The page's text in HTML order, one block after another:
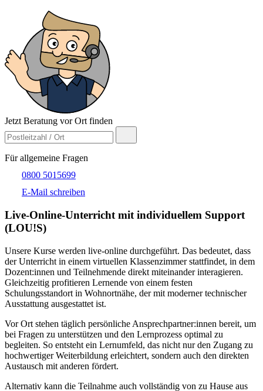
Jetzt Beratung vor Ort finden
Für allgemeine Fragen
0800 5015699
E-Mail schreiben
Live-​Online-Unterricht mit individuellem Support
(LOU!S)
Unsere Kurse werden live-online durchgeführt. Das bedeutet, dass
der Unterricht in einem virtuellen Klassenzimmer stattfindet, in dem
Dozent:innen und Teilnehmende direkt miteinander interagieren.
Gleichzeitig profitieren Lernende von einem festen
Schulungsstandort in Wohnortnähe, der mit moderner technischer
Ausstattung ausgestattet ist.
Vor Ort stehen täglich persönliche Ansprechpartner:innen bereit, um
bei Fragen zu unterstützen und den Lernprozess optimal zu
begleiten. So entsteht ein Lernumfeld, das nicht nur den Zugang zu
hochwertiger Weiterbildung erleichtert, sondern auch den direkten
Austausch mit anderen fördert.
Alternativ kann die Teilnahme auch vollständig von zu Hause aus